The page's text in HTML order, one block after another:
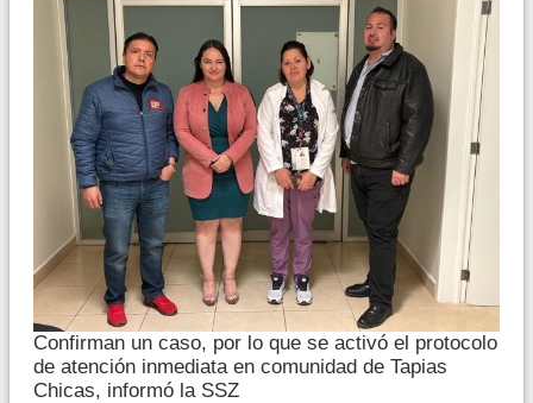
Confirman un caso, por lo que se activó el protocolo
de atención inmediata en comunidad de Tapias
Chicas, informó la SSZ